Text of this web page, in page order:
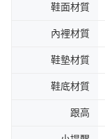
鞋面材質
內裡材質
鞋墊材質
鞋底材質
跟高